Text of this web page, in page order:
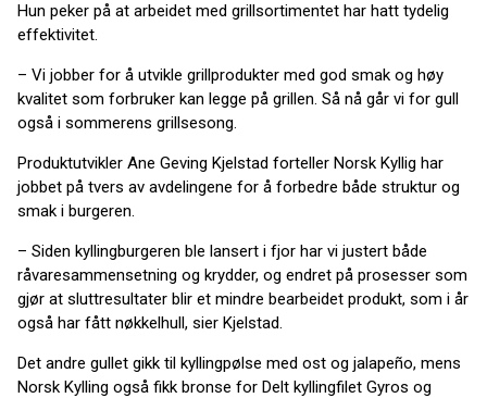
Hun peker på at arbeidet med grillsortimentet har hatt tydelig
effektivitet.
– Vi jobber for å utvikle grillprodukter med god smak og høy
kvalitet som forbruker kan legge på grillen. Så nå går vi for gull
også i sommerens grillsesong.
Produktutvikler Ane Geving Kjelstad forteller Norsk Kyllig har
jobbet på tvers av avdelingene for å forbedre både struktur og
smak i burgeren.
– Siden kyllingburgeren ble lansert i fjor har vi justert både
råvaresammensetning og krydder, og endret på prosesser som
gjør at sluttresultater blir et mindre bearbeidet produkt, som i år
også har fått nøkkelhull, sier Kjelstad.
Det andre gullet gikk til kyllingpølse med ost og jalapeño, mens
Norsk Kylling også fikk bronse for Delt kyllingfilet Gyros og